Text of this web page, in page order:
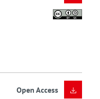
Open Access